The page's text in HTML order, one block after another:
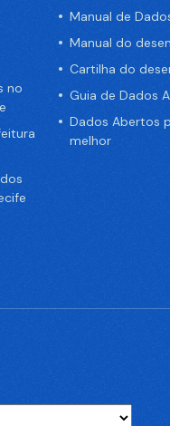
no
Manual de
Manual do
Cartilha do
Guia de Dados
Dados Abertos
melhor